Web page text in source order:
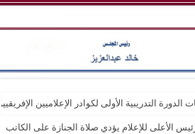
الدورة التدريبية الأولى لكوادر الإعلاميين
الأعلى للإعلام يؤدي صلاة الجنازة على الكاتب